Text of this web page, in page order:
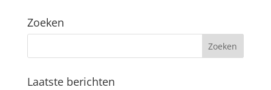
t
i
:
Zoeken
Laatste berichten